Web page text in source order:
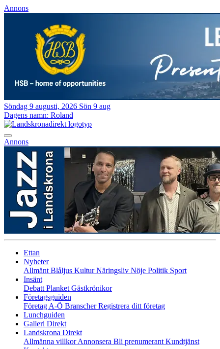
Annons
Söndag 9 augusti, 2026 Sön 9 aug
Dagens namn: Roland
Annons
Ettan
Nyheter
Allmänt Blåljus KulturNäringsliv Nöje Politik Sport
Insänt
Debatt Planket Gästkrönikor
Företagsguiden
Företag A-Ö BranscherRegistrera ditt företag
Lunchguiden
Galleri Direkt
Landskrona Direkt
Allmänna villkorAnnonsera Bli prenumerant Kundtjänst